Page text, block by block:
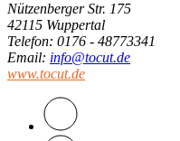
Nützenberger Str. 175
42115 Wuppertal
Telefon: 0176 - 48773341
Email: info@tocut.de
www.tocut.de